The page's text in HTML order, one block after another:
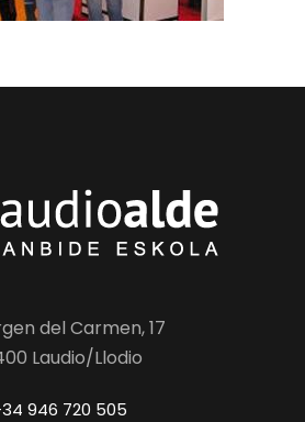
del Carmen, 17
Laudio/Llodio
946 720 505